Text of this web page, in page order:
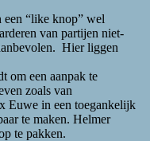
een “like knop” wel
van partijen niet-
Hier liggen
om een aanpak te
zoals van
Euwe in een toegankelijk
te maken. Helmer
te pakken.